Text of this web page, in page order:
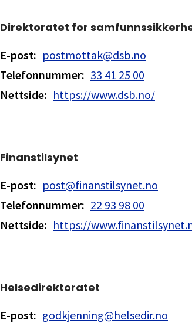
Direktoratet for
E-post: postmottak@dsb.no
Telefonnummer: 33 41 25 00
Nettside: https://www.dsb.no/
Finanstilsynet
E-post: post@finanstilsynet.no
Telefonnummer: 22 93 98 00
Nettside: https://
Helsedirektoratet
E-post: godkjenning@helsedir.no